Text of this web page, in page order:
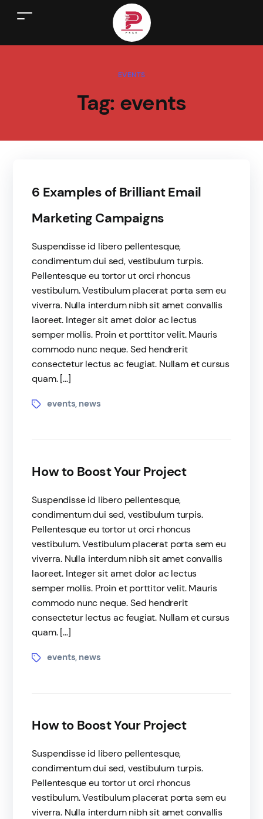
Tag: events
EVENTS
6 Examples of Brilliant Email
Marketing Campaigns
Suspendisse id libero pellentesque,
condimentum dui sed, vestibulum turpis.
Pellentesque eu tortor ut orci rhoncus
vestibulum. Vestibulum placerat porta sem eu
viverra. Nulla interdum nibh sit amet convallis
laoreet. Integer sit amet dolor ac lectus
semper mollis. Proin et porttitor velit. Mauris
commodo nunc neque. Sed hendrerit
consectetur lectus ac feugiat. Nullam et cursus
quam. […]
events, news
How to Boost Your Project
Suspendisse id libero pellentesque,
condimentum dui sed, vestibulum turpis.
Pellentesque eu tortor ut orci rhoncus
vestibulum. Vestibulum placerat porta sem eu
viverra. Nulla interdum nibh sit amet convallis
laoreet. Integer sit amet dolor ac lectus
semper mollis. Proin et porttitor velit. Mauris
commodo nunc neque. Sed hendrerit
consectetur lectus ac feugiat. Nullam et cursus
quam. […]
events, news
How to Boost Your Project
Suspendisse id libero pellentesque,
condimentum dui sed, vestibulum turpis.
Pellentesque eu tortor ut orci rhoncus
vestibulum. Vestibulum placerat porta sem eu
viverra. Nulla interdum nibh sit amet convallis